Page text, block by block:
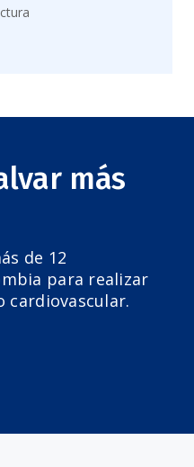
más
de 12
para realizar
cardiovascular.